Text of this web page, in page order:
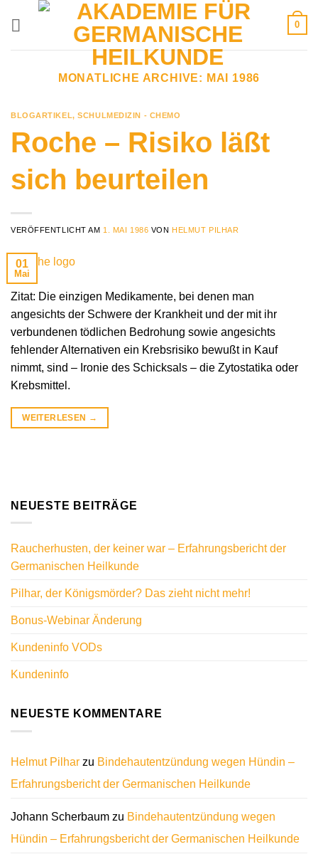
0
MONATLICHE ARCHIVE: MAI 1986
BLOGARTIKEL,SCHULMEDIZIN - CHEMO
Roche – Risiko läßt
sich beurteilen
VERÖFFENTLICHT AM 1. MAI 1986 VON HELMUT PILHAR
01
Mai
Zitat: Die einzigen Medikamente, bei denen man
angesichts der Schwere der Krankheit und der mit ihr
verbundenen tödlichen Bedrohung sowie angesichts
fehlender Alternativen ein Krebsrisiko bewußt in Kauf
nimmt, sind – Ironie des Schicksals – die Zytostatika oder
Krebsmittel.
WEITERLESEN →
NEUESTE BEITRÄGE
Raucherhusten, der keiner war – Erfahrungsbericht der
Germanischen Heilkunde
Pilhar, der Königsmörder? Das zieht nicht mehr!
Bonus-Webinar Änderung
Kundeninfo VODs
Kundeninfo
NEUESTE KOMMENTARE
Helmut Pilhar zu Bindehautentzündung wegen Hündin –
Erfahrungsbericht der Germanischen Heilkunde
Johann Scherbaum zu Bindehautentzündung wegen
Hündin – Erfahrungsbericht der Germanischen Heilkunde